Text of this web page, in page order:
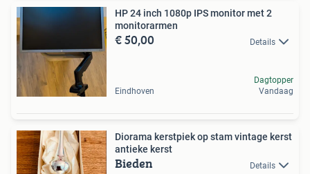
HP 24 inch 1080p IPS monitor met 2
monitorarmen
€ 50,00 Details
Eindhoven
Dagtopper
Vandaag
Diorama kerstpiek op stam vintage kerst
antieke kerst
Bieden Details